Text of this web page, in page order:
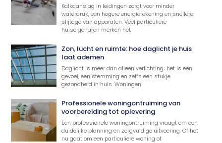
Kalkaanslag in leidingen zorgt voor minder
waterdruk, een hogere energierekening en snellere
slijtage van apparaten. Veel particuliere
huiseigenaren merken het
Zon, lucht en ruimte: hoe daglicht je huis
laat ademen
Daglicht is meer dan alleen verlichting; het is een
gevoel, een stemming en zelfs een stukje
gezondheid in huis. Woningen
Professionele woningontruiming van
voorbereiding tot oplevering
Een professionele woningontruiming vraagt om een
duidelijke planning en zorgvuldige uitvoering. Of het
nu gaat om een particuliere woning of